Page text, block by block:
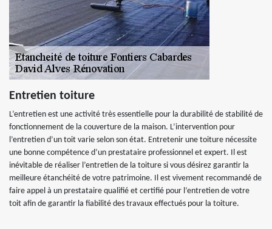
Entretien toiture
L’entretien est une activité très essentielle pour la durabilité de stabilité de
fonctionnement de la couverture de la maison. L’intervention pour
l’entretien d’un toit varie selon son état. Entretenir une toiture nécessite
une bonne compétence d’un prestataire professionnel et expert. Il est
inévitable de réaliser l’entretien de la toiture si vous désirez garantir la
meilleure étanchéité de votre patrimoine. Il est vivement recommandé de
faire appel à un prestataire qualifié et certifié pour l’entretien de votre
toit afin de garantir la fiabilité des travaux effectués pour la toiture.